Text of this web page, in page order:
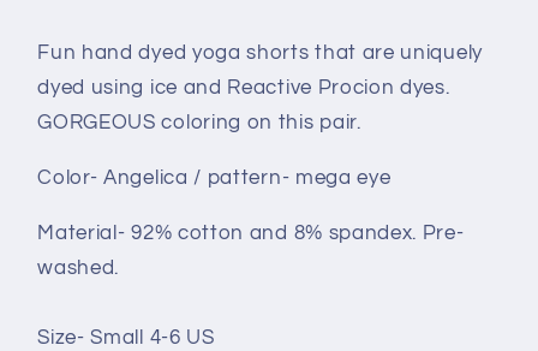
Fun hand dyed yoga shorts that are uniquely
dyed using ice and Reactive Procion dyes.
GORGEOUS coloring on this pair.
Color- Angelica / pattern- mega eye
Material- 92% cotton and 8% spandex. Pre-
washed.
Size- Small 4-6 US